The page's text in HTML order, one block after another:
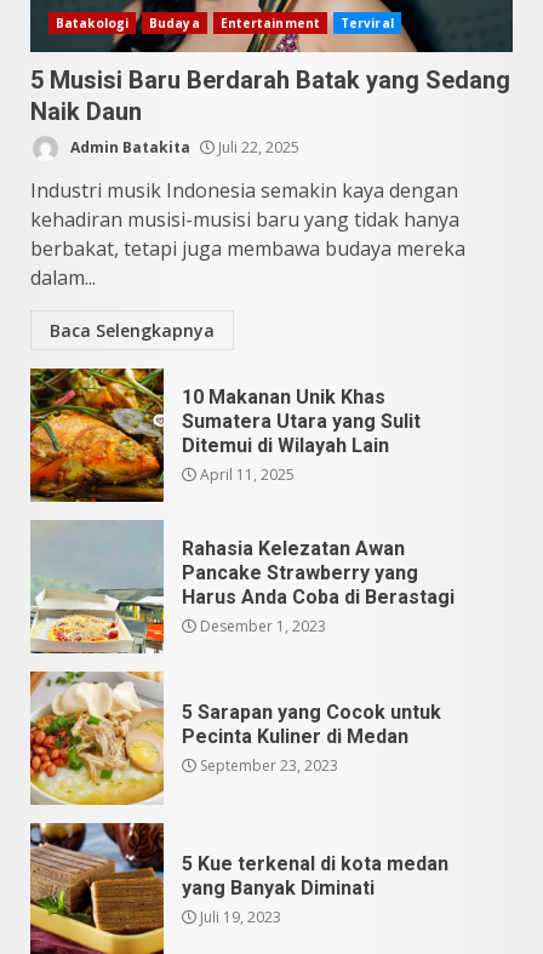
5
10 Kontroversial Orang Batak
Sering Jadi Perdebatan
Mei 25, 2026
Batakologi Budaya Entertainment Terviral
5 Musisi Baru Berdarah Batak yang Sedang
Naik Daun
Admin Batakita Juli 22, 2025
Industri musik Indonesia semakin kaya dengan
kehadiran musisi-musisi baru yang tidak hanya
berbakat, tetapi juga membawa budaya mereka
dalam...
Baca Selengkapnya
10 Makanan Unik Khas
Sumatera Utara yang Sulit
Ditemui di Wilayah Lain
April 11, 2025
Rahasia Kelezatan Awan
Pancake Strawberry yang
Harus Anda Coba di Berastagi
Desember 1, 2023
5 Sarapan yang Cocok untuk
Pecinta Kuliner di Medan
September 23, 2023
5 Kue terkenal di kota medan
yang Banyak Diminati
Juli 19, 2023